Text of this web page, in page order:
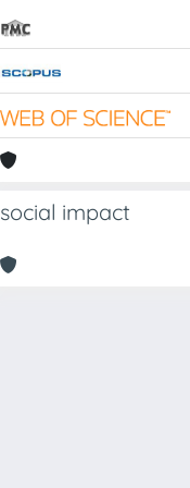
social impact